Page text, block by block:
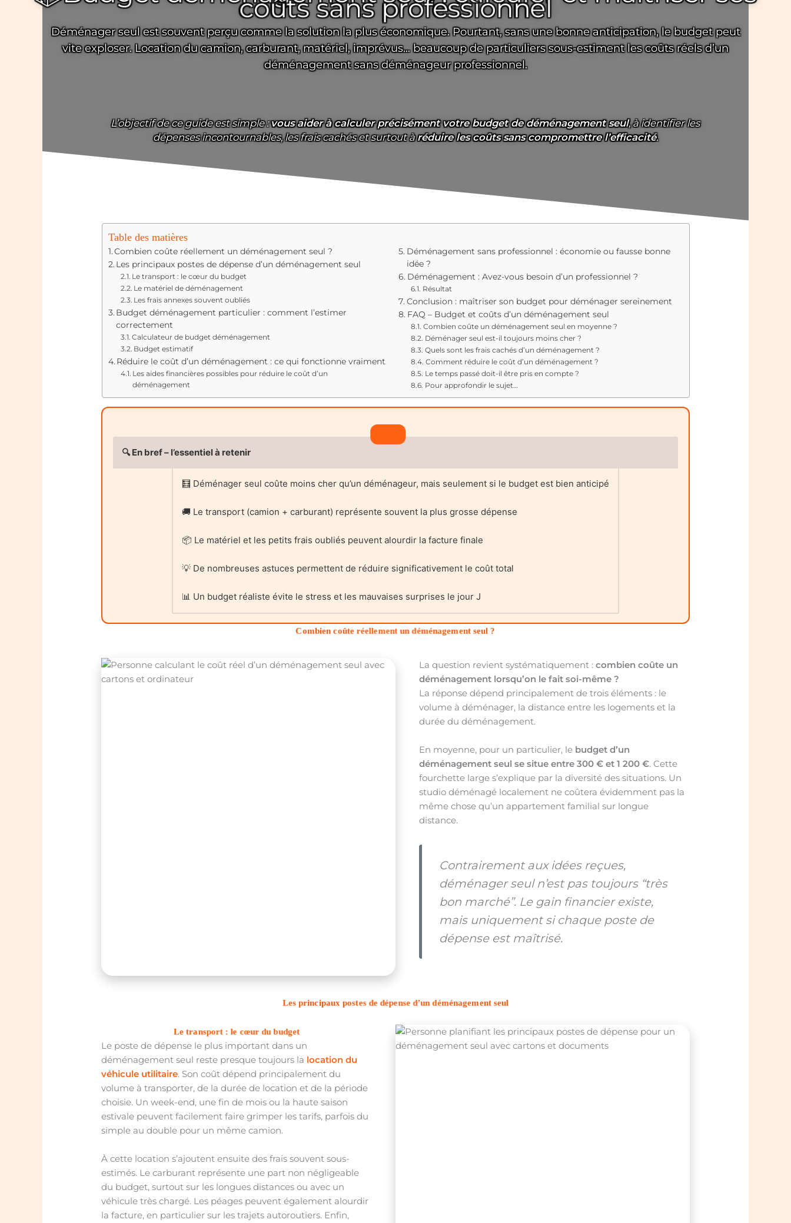
coûts sans professionnel
Déménager seul est souvent perçu comme la solution la plus économique. Pourtant, sans une bonne anticipation, le budget peut
vite exploser. Location du camion, carburant, matériel, imprévus… beaucoup de particuliers sous-estiment les coûts réels d’un
déménagement sans déménageur professionnel.
L’objectif de ce guide est simple :vous aider à calculer précisément votre budget de déménagement seul, à identifier les
dépenses incontournables, les frais cachés et surtout àréduire les coûts sans compromettre l’efficacité.
Table des matières
Combien coûte réellement un déménagement seul ?
Les principaux postes de dépense d’un déménagement seul
Le transport : le cœur du budget
Le matériel de déménagement
Les frais annexes souvent oubliés
Budget déménagement particulier : comment l’estimer
correctement
Calculateur de budget déménagement
Budget estimatif
Réduire le coût d’un déménagement : ce qui fonctionne vraiment
Les aides financières possibles pour réduire le coût d’un
déménagement
Déménagement sans professionnel : économie ou fausse bonne
idée ?
Déménagement : Avez-vous besoin d’un professionnel ?
Résultat
Conclusion : maîtriser son budget pour déménager sereinement
FAQ – Budget et coûts d’un déménagement seul
Combien coûte un déménagement seul en moyenne ?
Déménager seul est-il toujours moins cher ?
Quels sont les frais cachés d’un déménagement ?
Comment réduire le coût d’un déménagement ?
Le temps passé doit-il être pris en compte ?
Pour approfondir le sujet…
🔍 En bref – l’essentiel à retenir
🧮 Déménager seul coûte moins cher qu’un déménageur, mais seulement si le budget est bien anticipé
🚚 Le transport (camion + carburant) représente souvent la plus grosse dépense
📦 Le matériel et les petits frais oubliés peuvent alourdir la facture finale
💡 De nombreuses astuces permettent de réduire significativement le coût total
📊 Un budget réaliste évite le stress et les mauvaises surprises le jour J
Combien coûte réellement un déménagement seul ?
La question revient systématiquement : combien coûte un
déménagement lorsqu’on le fait soi-même ?
La réponse dépend principalement de trois éléments : le
volume à déménager, la distance entre les logements et la
durée du déménagement.
En moyenne, pour un particulier, le budget d’un
déménagement seul se situe entre 300 € et 1 200 €. Cette
fourchette large s’explique par la diversité des situations. Un
studio déménagé localement ne coûtera évidemment pas la
même chose qu’un appartement familial sur longue
distance.
Contrairement aux idées reçues,
déménager seul n’est pas toujours “très
bon marché”. Le gain financier existe,
mais uniquement si chaque poste de
dépense est maîtrisé.
Les principaux postes de dépense d’un déménagement seul
Le transport : le cœur du budget
Le poste de dépense le plus important dans un
déménagement seul reste presque toujours la location du
véhicule utilitaire. Son coût dépend principalement du
volume à transporter, de la durée de location et de la période
choisie. Un week-end, une fin de mois ou la haute saison
estivale peuvent facilement faire grimper les tarifs, parfois du
simple au double pour un même camion.
À cette location s’ajoutent ensuite des frais souvent sous-
estimés. Le carburant représente une part non négligeable
du budget, surtout sur les longues distances ou avec un
véhicule très chargé. Les péages peuvent également alourdir
la facture, en particulier sur les trajets autoroutiers. Enfin,